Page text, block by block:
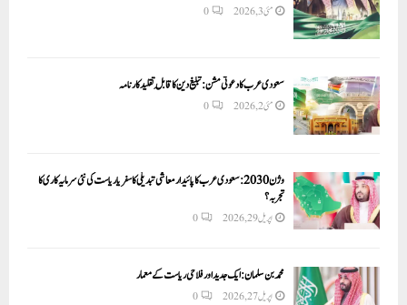
مئی 3, 2026 0
سعودی عرب کا دعوتی مشن: تبلیغ دین کا قابلِ تقلید کارنامہ
مئی 2, 2026 0
وژن 2030:سعودی عرب کا پائیدار معاشی تبدیلی کا سفر یا ریاست کی نئی سرمایہ کاری کا
تجربہ؟
اپریل 29, 2026 0
محمد بن سلمان: ایک جدید اور فلاحی ریاست کے معمار
اپریل 27, 2026 0